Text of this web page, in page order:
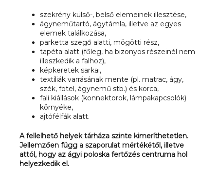
szekrény külső-, belső elemeinek illesztése,
ágyneműtartó, ágytámla, illetve az egyes
elemek találkozása,
parketta szegő alatti, mögötti rész,
tapéta alatt (főleg, ha bizonyos részeinél nem
illeszkedik a falhoz),
képkeretek sarkai,
textíliák varrásának mente (pl. matrac, ágy,
szék, fotel, ágynemű stb.) és korca,
fali kiállások (konnektorok, lámpakapcsolók)
környéke,
ajtófélfák alatt.
A fellelhető helyek tárháza szinte kimeríthetetlen.
Jellemzően függ a szaporulat mértékétől, illetve
attól, hogy az ágyi poloska fertőzés centruma hol
helyezkedik el.